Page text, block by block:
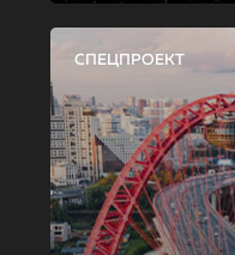
СПЕЦПРОЕКТ